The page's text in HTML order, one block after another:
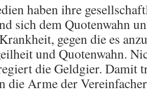
haben ihre
sich dem Quotenwahn
gegen die es
und Quotenwahn.
die Geldgier. Damit
die Arme der